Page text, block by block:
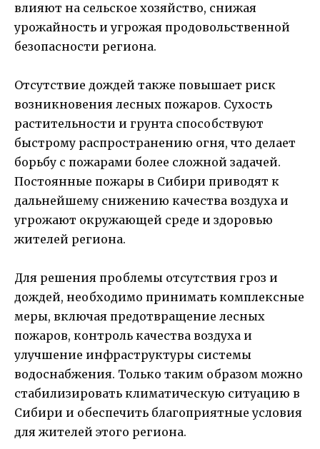
влияют на сельское хозяйство, снижая
урожайность и угрожая продовольственной
безопасности региона.
Отсутствие дождей также повышает риск
возникновения лесных пожаров. Сухость
растительности и грунта способствуют
быстрому распространению огня, что делает
борьбу с пожарами более сложной задачей.
Постоянные пожары в Сибири приводят к
дальнейшему снижению качества воздуха и
угрожают окружающей среде и здоровью
жителей региона.
Для решения проблемы отсутствия гроз и
дождей, необходимо принимать комплексные
меры, включая предотвращение лесных
пожаров, контроль качества воздуха и
улучшение инфраструктуры системы
водоснабжения. Только таким образом можно
стабилизировать климатическую ситуацию в
Сибири и обеспечить благоприятные условия
для жителей этого региона.